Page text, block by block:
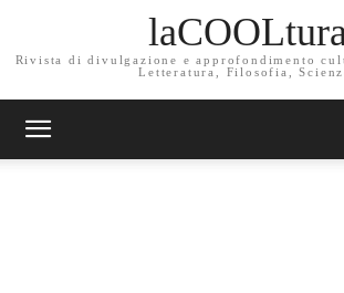
Rivista di divulgazione e approfondimento
Letteratura, Filosofia,